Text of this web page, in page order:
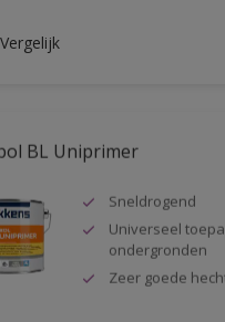
Vergelijk
BL Uniprimer
Sneldrogend
Universeel
ondergronden
Zeer goede